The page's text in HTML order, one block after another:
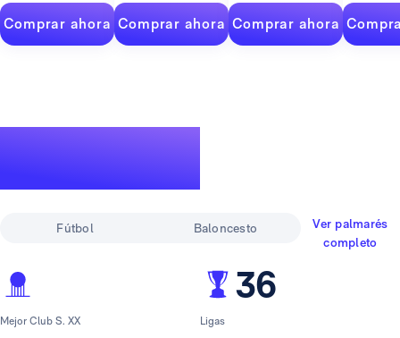
Comprar ahora Comprar ahora Comprar ahora
Fútbol Baloncesto
Ver palmarés
completo
Mejor Club S. XX
36
Ligas